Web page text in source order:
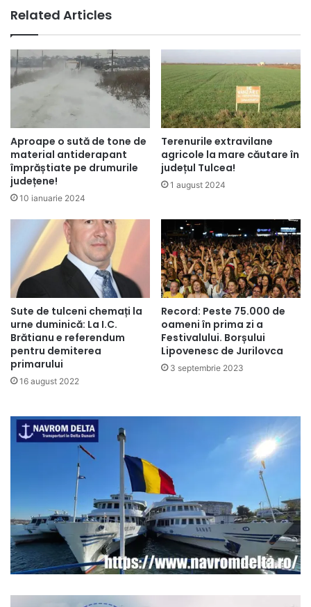
Related Articles
Aproape o sută de tone de
material antiderapant
împrăștiate pe drumurile
județene!
10 ianuarie 2024
Terenurile extravilane
agricole la mare căutare în
județul Tulcea!
1 august 2024
Sute de tulceni chemați la
urne duminică: La I.C.
Brătianu e referendum
pentru demiterea
primarului
16 august 2022
Record: Peste 75.000 de
oameni în prima zi a
Festivalului. Borșului
Lipovenesc de Jurilovca
3 septembrie 2023